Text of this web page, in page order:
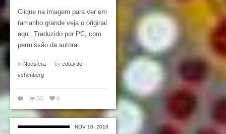
Clique na imagem para ver em
tamanho grande veja o original
aqui. Traduzido por PC, com
permissão da autora.
in Noosfera — by eduardo
schenberg
33 0
NOV 10, 2010